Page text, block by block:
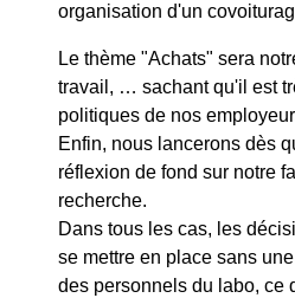
organisation d'un
Le thème "Achats" sera
travail, … sachant qu'il est
politiques de nos
Enfin, nous lancerons dès
réflexion de fond sur notre
recherche.
Dans tous les cas, les
se mettre en place sans
des personnels du labo, ce